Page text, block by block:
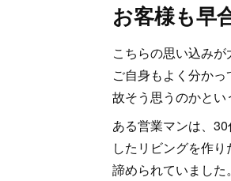
お客様も早
こちらの思い込み
ご自身もよく分か
故そう思うのかとい
ある営業マンは、
したリビングを作
諦められていまし